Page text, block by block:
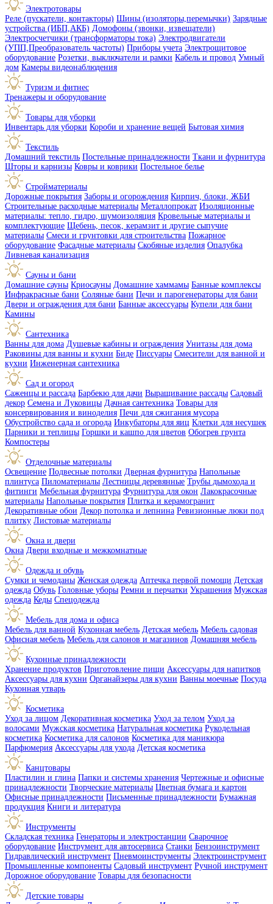
Электротовары
Реле (пускатели, контакторы) Шины (изоляторы,перемычки) Зарядные
устройства (ИБП,АКБ) Домофоны (звонки, извещатели)
Электросчетчики (трансформаторы тока) Электродвигатели
(УПП,Преобразователь частоты) Приборы учета Электрощитовое
оборудование Розетки, выключатели и рамки Кабель и провод Умный
дом Камеры видеонаблюдения
Туризм и фитнес
Тренажеры и оборудование
Товары для уборки
Инвентарь для уборки Короби и хранение вещей Бытовая химия
Текстиль
Домашний текстиль Постельные принадлежности Ткани и фурнитура
Шторы и карнизы Ковры и коврики Постельное белье
Стройматериалы
Дорожные покрытия Заборы и огорождения Кирпич, блоки, ЖБИ
Строительные расходные материалы Металлопрокат Изоляционные
материалы: тепло, гидро, шумоизоляция Кровельные материалы и
комплектующие Щебень, песок, керамзит и другие сыпучие
материалы Смеси и грунтовки для строительства Пожарное
оборудование Фасадные материалы Скобяные изделия Опалубка
Ливневая канализация
Сауны и бани
Домашние сауны Криосауны Домашние хаммамы Банные комплексы
Инфракрасные бани Соляные бани Печи и парогенераторы для бани
Двери и ограждения для бани Банные аксессуары Купели для бани
Камины
Сантехника
Ванны для дома Душевые кабины и ограждения Унитазы для дома
Раковины для ванны и кухни Биде Писсуары Смесители для ванной и
кухни Инженерная сантехника
Сад и огород
Саженцы и рассада Барбекю для дачи Выращивание рассады Садовый
декор Семена и Луковицы Дачная сантехника Товары для
консервирования и виноделия Печи для сжигания мусора
Обустройство сада и огорода Инкубаторы для яиц Клетки для несушек
Парники и теплицы Горшки и кашпо для цветов Обогрев грунта
Компостеры
Отделочные материалы
Освещение Подвесные потолки Дверная фурнитура Напольные
плинтуса Пиломатериалы Лестницы деревянные Трубы дымохода и
фитинги Мебельная фурнитура Фурнитура для окон Лакокрасочные
материалы Напольные покрытия Плитка и керамогранит
Декоративные обои Декор потолка и лепнина Ревизионные люки под
плитку Листовые материалы
Окна и двери
Окна Двери входные и межкомнатные
Одежда и обувь
Сумки и чемоданы Женская одежда Аптечка первой помощи Детская
одежда Обувь Головные уборы Ремни и перчатки Украшения Мужская
одежда Кеды Спецодежда
Мебель для дома и офиса
Мебель для ванной Кухонная мебель Детская мебель Мебель садовая
Офисная мебель Мебель для салонов и магазинов Домашняя мебель
Кухонные принадлежности
Хранение продуктов Приготовление пищи Аксессуары для напитков
Аксессуары для кухни Органайзеры для кухни Ванны моечные Посуда
Кухонная утварь
Косметика
Уход за лицом Декоративная косметика Уход за телом Уход за
волосами Мужская косметика Натуральная косметика Рукодельная
косметика Косметика для салонов Косметика для маникюра
Парфюмерия Аксессуары для ухода Детская косметика
Канцтовары
Пластилин и глина Папки и системы хранения Чертежные и офисные
принадлежности Творческие материалы Цветная бумага и картон
Офисные принадлежности Письменные принадлежности Бумажная
продукция Книги и литература
Инструменты
Складская техника Генераторы и электростанции Сварочное
оборудование Инструмент для автосервиса Станки Бензоинструмент
Гидравлический инструмент Пневмоинструменты Электроинструмент
Промышленные компоненты Садовый инструмент Ручной инструмент
Дорожное оборудование Товары для безопасности
Детские товары